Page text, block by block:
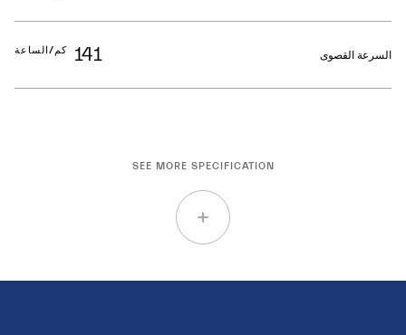
السرعة القصوى 141 كم/الساعة
SEE MORE SPECIFICATION